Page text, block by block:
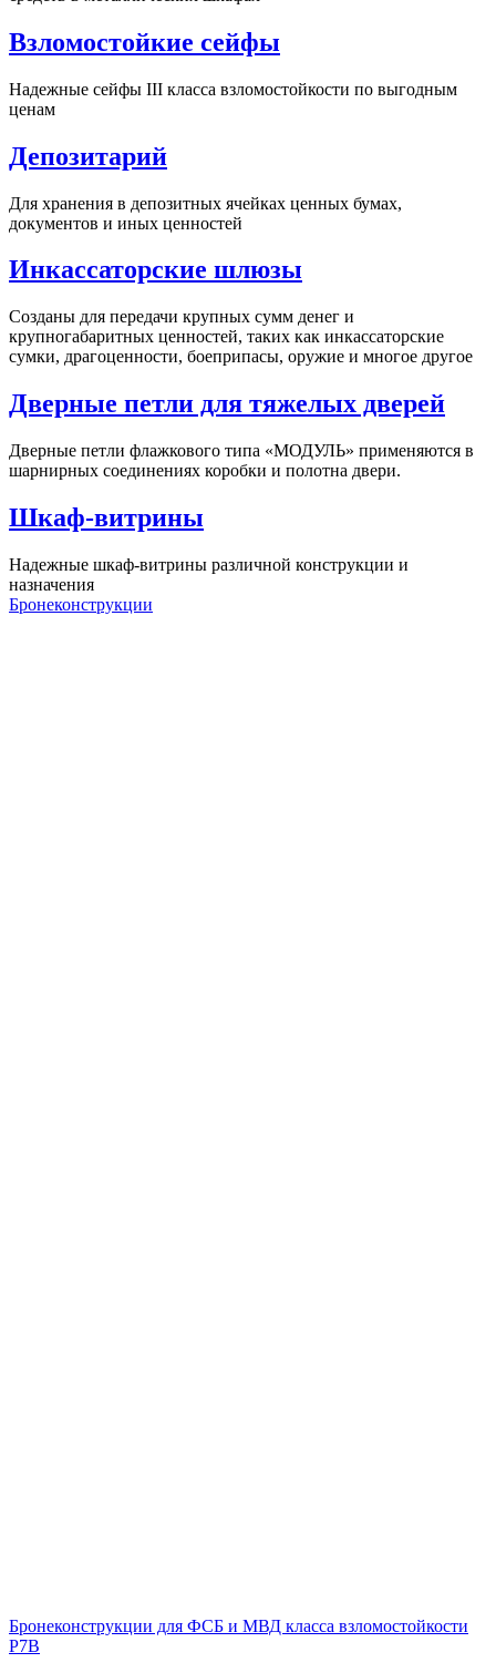
Взломостойкие сейфы
Надежные сейфы III класса взломостойкости по выгодным
ценам
Депозитарий
Для хранения в депозитных ячейках ценных бумах,
документов и иных ценностей
Инкассаторские шлюзы
Созданы для передачи крупных сумм денег и
крупногабаритных ценностей, таких как инкассаторские
сумки, драгоценности, боеприпасы, оружие и многое другое
Дверные петли для тяжелых дверей
Дверные петли флажкового типа «МОДУЛЬ» применяются в
шарнирных соединениях коробки и полотна двери.
Шкаф-витрины
Надежные шкаф-витрины различной конструкции и
назначения
Бронеконструкции
Бронеконструкции для ФСБ и МВД класса взломостойкости
Р7В